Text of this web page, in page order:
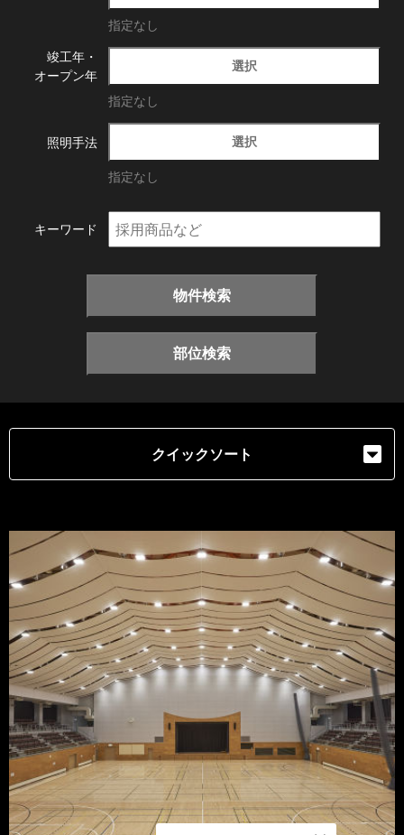
指定なし
竣工年・
オープン年
選択
指定なし
照明手法 選択
指定なし
キーワード
物件検索
部位検索
クイックソート